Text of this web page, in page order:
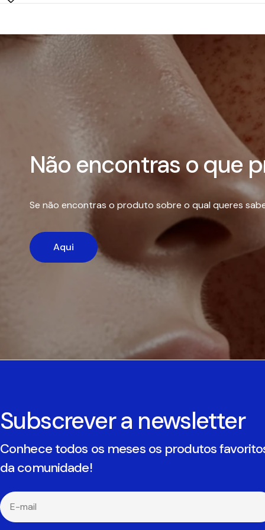
Não encontras o que
Se não encontras o produto sobre o qual queres
Aqui
Subscrever a newsletter
Conhece todos os meses os produtos
da comunidade!
E-
mail